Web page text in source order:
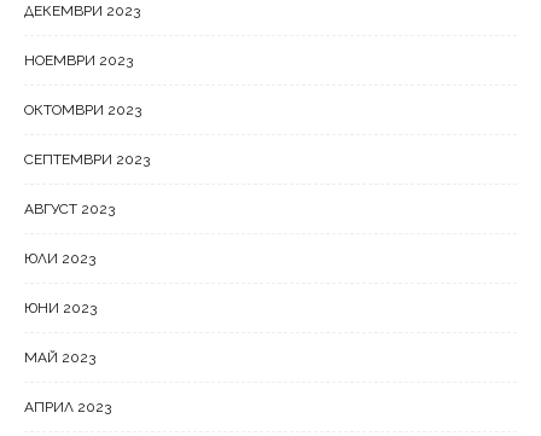
ДЕКЕМВРИ 2023
НОЕМВРИ 2023
ОКТОМВРИ 2023
СЕПТЕМВРИ 2023
АВГУСТ 2023
ЮЛИ 2023
ЮНИ 2023
МАЙ 2023
АПРИЛ 2023